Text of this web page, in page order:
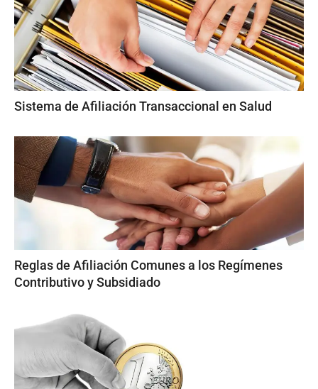
Sistema de Afiliación Transaccional en Salud
Reglas de Afiliación Comunes a los Regímenes
Contributivo y Subsidiado